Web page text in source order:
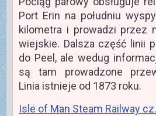
Port Erin na południu
kilometra i prowadzi przez
wiejskie. Dalsza część linii
do Peel, ale wedug
są tam prowadzone
Linia istnieje od 1873 roku.
Isle of Man Steam Railway